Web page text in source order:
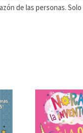
de las personas.